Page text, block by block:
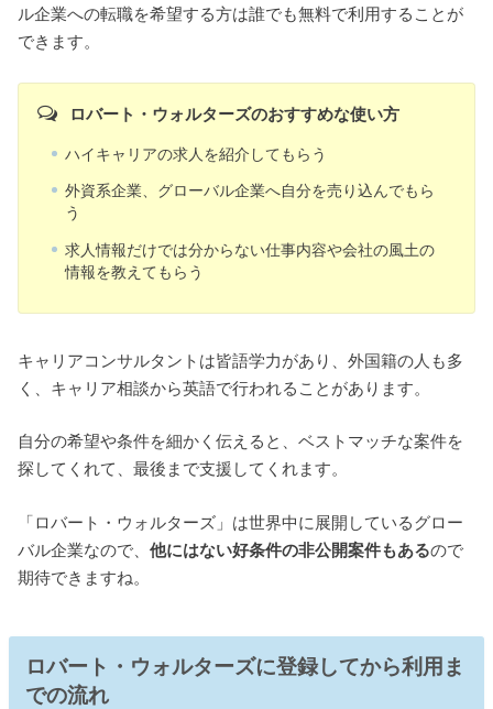
ル企業への転職を希望する方は誰でも無料で利用することが
できます。
ロバート・ウォルターズのおすすめな使い方
ハイキャリアの求人を紹介してもらう
外資系企業、グローバル企業へ自分を売り込んでもら
う
求人情報だけでは分からない仕事内容や会社の風土の
情報を教えてもらう
キャリアコンサルタントは皆語学力があり、外国籍の人も多
く、キャリア相談から英語で行われることがあります。
自分の希望や条件を細かく伝えると、ベストマッチな案件を
探してくれて、最後まで支援してくれます。
「ロバート・ウォルターズ」は世界中に展開しているグロー
バル企業なので、他にはない好条件の非公開案件もあるので
期待できますね。
ロバート・ウォルターズに登録してから利用ま
での流れ